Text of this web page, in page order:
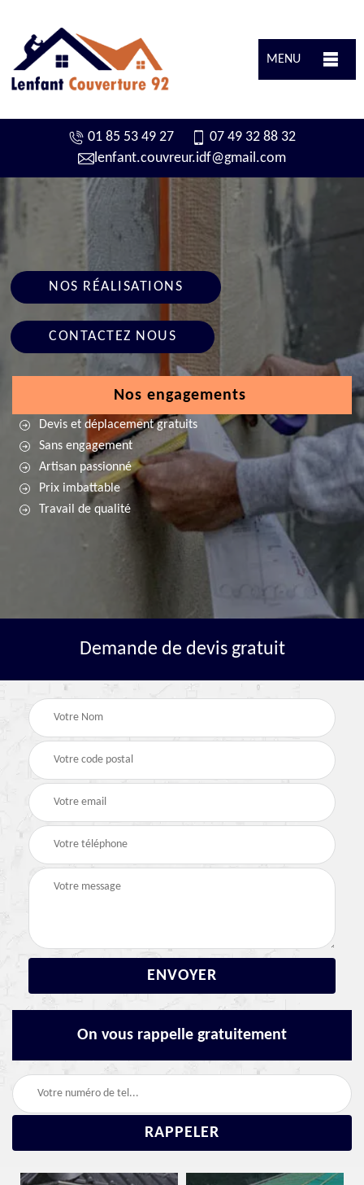
MENU
01 85 53 49 27
07 49 32 88 32
lenfant.couvreur.idf@gmail.com
NOS RÉALISATIONS
CONTACTEZ NOUS
Nos engagements
Devis et déplacement gratuits
Sans engagement
Artisan passionné
Prix imbattable
Travail de qualité
Demande de devis gratuit
On vous rappelle gratuitement